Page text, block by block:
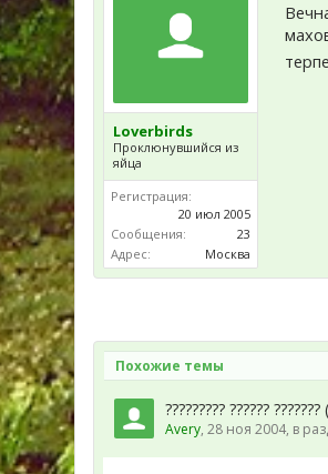
Loverbirds
Проклюнувшийся из
яйца
Регистрация:
20 июл 2005
Сообщения:
23
Адрес:
Москва
Похожие темы
????????? ?????? ???????
Avery,28 ноя 2004, в